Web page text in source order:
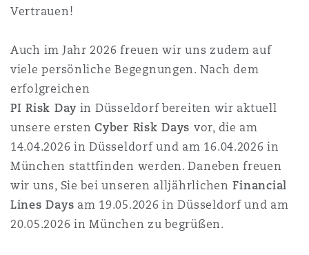
Property
Reinsurance
尼
兰巴托 – 联营办公室
泽西
约
兰治县
尼克斯
兹
物浦
敦
德里
Vertrauen!
Auch im Jahr 2026 freuen wir uns zudem auf
viele persönliche Begegnungen. Nach dem
erfolgreichen
PI Risk Day in Düsseldorf bereiten wir aktuell
unsere erstenCyber Risk Days vor, die am
14.04.2026 in Düsseldorf und am 16.04.2026 in
München stattfinden werden. Daneben freuen
wir uns, Sie bei unseren alljährlichen Financial
Lines Days am 19.05.2026 in Düsseldorf und am
20.05.2026 in München zu begrüßen.